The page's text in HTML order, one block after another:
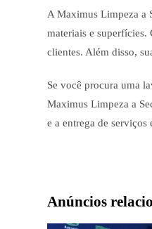
A Maximus Limpeza a
materiais e superfícies.
clientes. Além disso,
Se você procura uma
Maximus Limpeza a
e a entrega de serviços
Anúncios